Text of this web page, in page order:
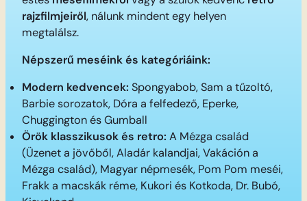
rajzfilmjeiről, nálunk mindent egy helyen
megtalálsz.
Népszerű meséink és kategóriáink:
Modern kedvencek: Spongyabob, Sam a tűzoltó,
Barbie sorozatok, Dóra a felfedező, Eperke,
Chuggington és Gumball
Örök klasszikusok és retro: A Mézga család
(Üzenet a jövőből, Aladár kalandjai, Vakáción a
Mézga család), Magyar népmesék, Pom Pom meséi,
Frakk a macskák réme, Kukori és Kotkoda, Dr. Bubó,